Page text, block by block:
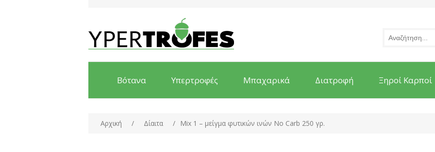
Βότανα Υπερτροφές Μπαχαρικά Διατροφή Ξηροί Καρποί
Αρχική / Δίαιτα / Mix 1 – μείγμα φυτικών ινών No Carb 250 γρ.